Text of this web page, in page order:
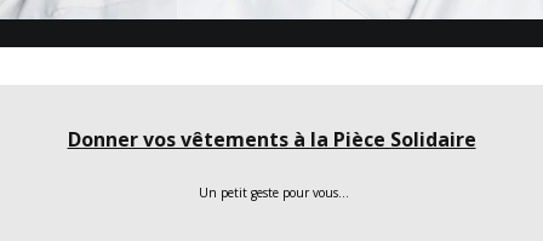
Donner vos vêtements à la Pièce Solidaire
Un petit geste pour vous…